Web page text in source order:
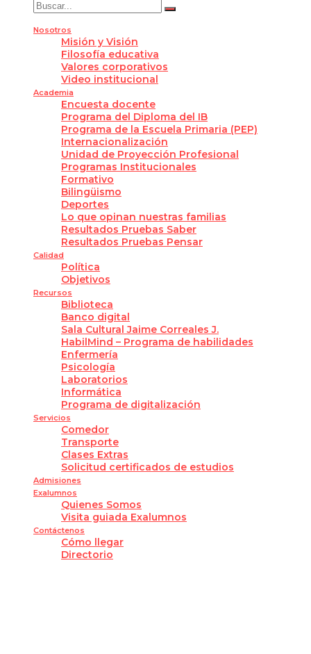
Nosotros
Misión y Visión
Filosofía educativa
Valores corporativos
Video institucional
Academia
Encuesta docente
Programa del Diploma del IB
Programa de la Escuela Primaria (PEP)
Internacionalización
Unidad de Proyección Profesional
Programas Institucionales
Formativo
Bilingüismo
Deportes
Lo que opinan nuestras familias
Resultados Pruebas Saber
Resultados Pruebas Pensar
Calidad
Política
Objetivos
Recursos
Biblioteca
Banco digital
Sala Cultural Jaime Correales J.
HabilMind – Programa de habilidades
Enfermería
Psicología
Laboratorios
Informática
Programa de digitalización
Servicios
Comedor
Transporte
Clases Extras
Solicitud certificados de estudios
Admisiones
Exalumnos
Quienes Somos
Visita guiada Exalumnos
Contáctenos
Cómo llegar
Directorio